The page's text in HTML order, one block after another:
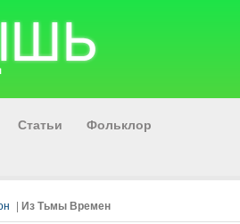
Статьи Фольклор
Из Тьмы Времен